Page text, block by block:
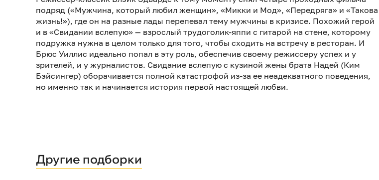
подряд («Мужчина, который любил женщин», «Микки и Мод», «Передряга» и «Такова
жизнь!»), где он на разные лады перепевал тему мужчины в кризисе. Похожий герой
и в «Свидании вслепую» — взрослый трудоголик-яппи с гитарой на стене, которому
подружка нужна в целом только для того, чтобы сходить на встречу в ресторан. И
Брюс Уиллис идеально попал в эту роль, обеспечив своему режиссеру успех и у
зрителей, и у журналистов. Свидание вслепую с кузиной жены брата Надей (Ким
Бэйсингер) оборачивается полной катастрофой из-за ее неадекватного поведения,
но именно так и начинается история первой настоящей любви.
Другие подборки